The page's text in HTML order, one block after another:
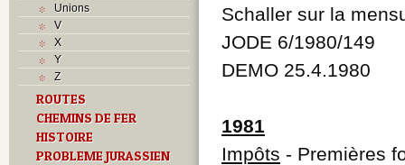
Unions
V
X
Y
Z
ROUTES
CHEMINS DE FER
HISTOIRE
PROBLEME JURASSIEN
Schaller sur la
JODE 6/1980/149
DEMO 25.4.1980
1981
Impôts - Premières